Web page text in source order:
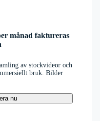
månad faktureras
av stockvideor och
bruk. Bilder
nu